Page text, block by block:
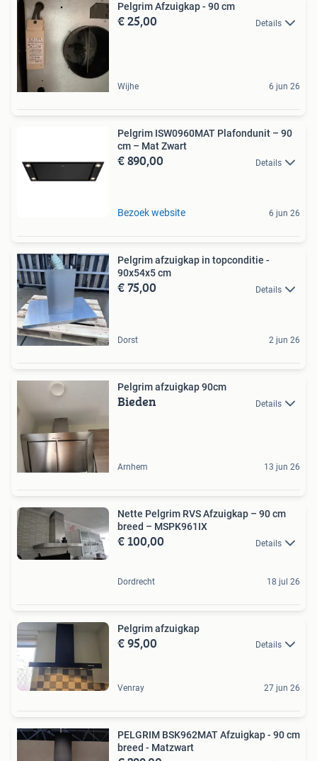
Pelgrim Afzuigkap - 90 cm
€ 25,00 Details
Wijhe 6 jun 26
Pelgrim ISW0960MAT Plafondunit – 90
cm – Mat Zwart
€ 890,00 Details
Bezoek website 6 jun 26
Pelgrim afzuigkap in topconditie -
90x54x5 cm
€ 75,00 Details
Dorst 2 jun 26
Pelgrim afzuigkap 90cm
Bieden Details
Arnhem 13 jun 26
Nette Pelgrim RVS Afzuigkap – 90 cm
breed – MSPK961IX
€ 100,00 Details
Dordrecht 18 jul 26
Pelgrim afzuigkap
€ 95,00 Details
Venray 27 jun 26
PELGRIM BSK962MAT Afzuigkap - 90 cm
breed - Matzwart